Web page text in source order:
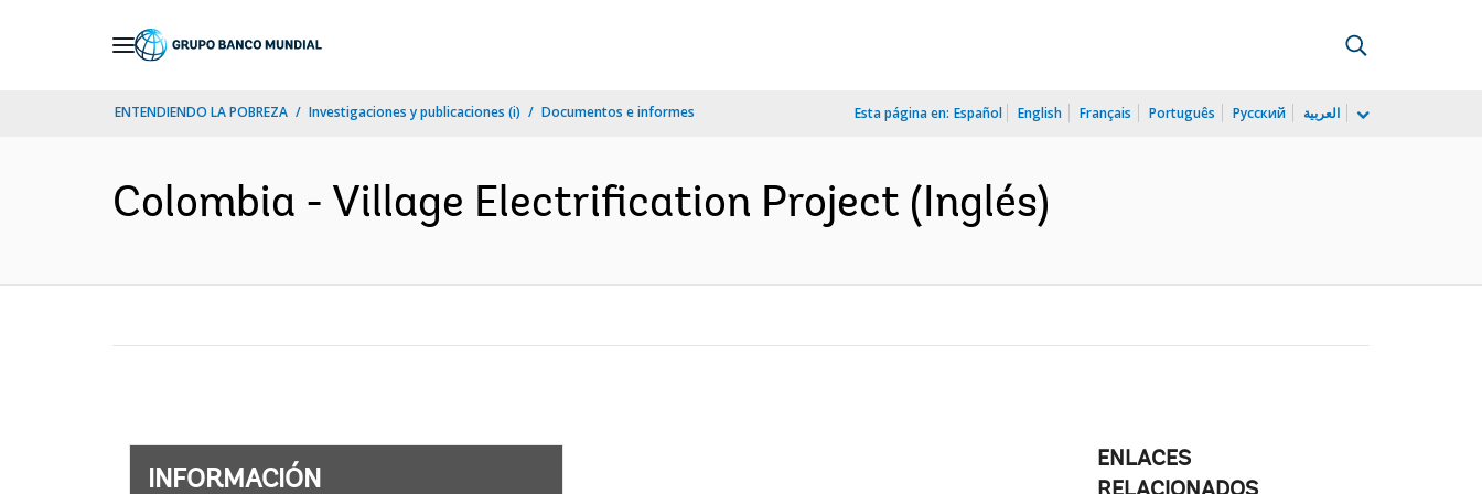
ENTENDIENDO LA POBREZA Investigaciones y publicaciones (i) Documentos e informes Esta página en: Español English Français Português Русский العربية
Colombia - Village Electrification Project (Inglés)
INFORMACIÓN
ENLACES